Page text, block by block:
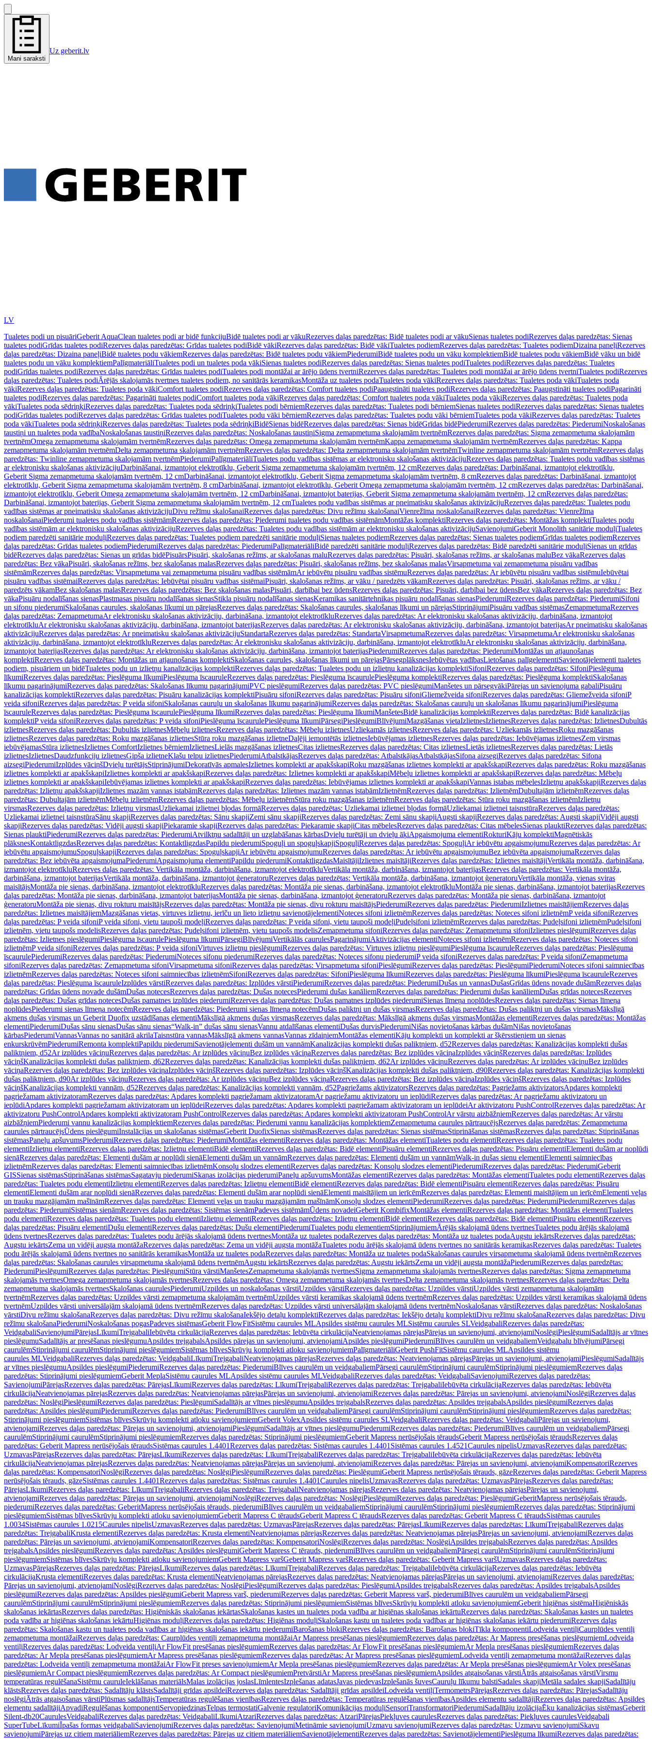
Mani saraksti
Uz geberit.lv
LV
Tualetes podi un pisuāriGeberit AquaClean tualetes podi ar bidē funkcijuBidē tualetes podi ar vākuRezerves daļas paredzētas: Bidē tualetes podi ar vākuSienas tualetes podiRezerves daļas paredzētas: Sienas
tualetes podiGrīdas tualetes podiRezerves daļas paredzētas: Grīdas tualetes podiBidē vākiRezerves daļas paredzētas: Bidē vākiTualetes podiemRezerves daļas paredzētas: Tualetes podiemDizaina paneļiRezerves
daļas paredzētas: Dizaina paneļiBidē tualetes podu vākiemRezerves daļas paredzētas: Bidē tualetes podu vākiemPiederumiBidē tualetes podu un vāku komplektiemBidē tualetes podu vākiemBidē vāku un bidē
tualetes podu un vāku komplektiemPalīgmateriāliTualetes podi un tualetes poda vākiSienas tualetes podiRezerves daļas paredzētas: Sienas tualetes podiTualetes podiRezerves daļas paredzētas: Tualetes
podiGrīdas tualetes podiRezerves daļas paredzētas: Grīdas tualetes podiTualetes podi montāžai ar ārējo ūdens tvertniRezerves daļas paredzētas: Tualetes podi montāžai ar ārējo ūdens tvertniTualetes podiRezerves
daļas paredzētas: Tualetes podiĀrējās skalojamās tvertnes tualetes podiem, no sanitārās keramikasMontāža uz tualetes podaTualetes poda vākiRezerves daļas paredzētas: Tualetes poda vākiTualetes poda
vākiRezerves daļas paredzētas: Tualetes poda vākiComfort tualetes podiRezerves daļas paredzētas: Comfort tualetes podiPaaugstināti tualetes podiRezerves daļas paredzētas: Paaugstināti tualetes podiPagarināti
tualetes podiRezerves daļas paredzētas: Pagarināti tualetes podiComfort tualetes poda vākiRezerves daļas paredzētas: Comfort tualetes poda vākiTualetes poda vākiRezerves daļas paredzētas: Tualetes poda
vākiTualetes poda sēdriņķiRezerves daļas paredzētas: Tualetes poda sēdriņķiTualetes podi bērniemRezerves daļas paredzētas: Tualetes podi bērniemSienas tualetes podiRezerves daļas paredzētas: Sienas tualetes
podiGrīdas tualetes podiRezerves daļas paredzētas: Grīdas tualetes podiTualetes podu vāki bērniemRezerves daļas paredzētas: Tualetes podu vāki bērniemTualetes poda vākiRezerves daļas paredzētas: Tualetes
poda vākiTualetes poda sēdriņķiRezerves daļas paredzētas: Tualetes poda sēdriņķiBidēSienas bidēRezerves daļas paredzētas: Sienas bidēGrīdas bidēPiederumiRezerves daļas paredzētas: PiederumiNoskalošanas
taustiņi un tualetes poda vadībaNoskalošanas taustiņiRezerves daļas paredzētas: Noskalošanas taustiņiSigma zemapmetuma skalojamām tvertnēmRezerves daļas paredzētas: Sigma zemapmetuma skalojamām
tvertnēmOmega zemapmetuma skalojamām tvertnēmRezerves daļas paredzētas: Omega zemapmetuma skalojamām tvertnēmKappa zemapmetuma skalojamām tvertnēmRezerves daļas paredzētas: Kappa
zemapmetuma skalojamām tvertnēmDelta zemapmetuma skalojamām tvertnēmRezerves daļas paredzētas: Delta zemapmetuma skalojamām tvertnēmTwinline zemapmetuma skalojamām tvertnēmRezerves daļas
paredzētas: Twinline zemapmetuma skalojamām tvertnēmPiederumiPalīgmateriāliTualetes podu vadības sistēmas ar elektronisku skalošanas aktivizācijuRezerves daļas paredzētas: Tualetes podu vadības sistēmas
ar elektronisku skalošanas aktivizācijuDarbināšanai, izmantojot elektrotīklu, Geberit Sigma zemapmetuma skalojamām tvertnēm, 12 cmRezerves daļas paredzētas: Darbināšanai, izmantojot elektrotīklu,
Geberit Sigma zemapmetuma skalojamām tvertnēm, 12 cmDarbināšanai, izmantojot elektrotīklu, Geberit Sigma zemapmetuma skalojamām tvertnēm, 8 cmRezerves daļas paredzētas: Darbināšanai, izmantojot
elektrotīklu, Geberit Sigma zemapmetuma skalojamām tvertnēm, 8 cmDarbināšanai, izmantojot elektrotīklu, Geberit Omega zemapmetuma skalojamām tvertnēm, 12 cmRezerves daļas paredzētas: Darbināšanai,
izmantojot elektrotīklu, Geberit Omega zemapmetuma skalojamām tvertnēm, 12 cmDarbināšanai, izmantojot baterijas, Geberit Sigma zemapmetuma skalojamām tvertnēm, 12 cmRezerves daļas paredzētas:
Darbināšanai, izmantojot baterijas, Geberit Sigma zemapmetuma skalojamām tvertnēm, 12 cmTualetes podu vadības sistēmas ar pneimatisku skalošanas aktivizācijuRezerves daļas paredzētas: Tualetes podu
vadības sistēmas ar pneimatisku skalošanas aktivizācijuDivu režīmu skalošanaiRezerves daļas paredzētas: Divu režīmu skalošanaiVienrežīma noskalošanaiRezerves daļas paredzētas: Vienrežīma
noskalošanaiPiederumi tualetes podu vadības sistēmāmRezerves daļas paredzētas: Piederumi tualetes podu vadības sistēmāmMontāžas komplektiRezerves daļas paredzētas: Montāžas komplektiTualetes podu
vadības sistēmām ar elektronisku skalošanas aktivizācijuRezerves daļas paredzētas: Tualetes podu vadības sistēmām ar elektronisku skalošanas aktivizācijuSavienojumiGeberit Monolith sanitārie moduļiTualetes
podiem paredzēti sanitārie moduļiRezerves daļas paredzētas: Tualetes podiem paredzēti sanitārie moduļiSienas tualetes podiemRezerves daļas paredzētas: Sienas tualetes podiemGrīdas tualetes podiemRezerves
daļas paredzētas: Grīdas tualetes podiemPiederumiRezerves daļas paredzētas: PiederumiPalīgmateriāliBidē paredzēti sanitārie moduļiRezerves daļas paredzētas: Bidē paredzēti sanitārie moduļiSienas un grīdas
bidēRezerves daļas paredzētas: Sienas un grīdas bidēPisuārsPisuāri, skalošanas režīms, ar skalošanas maluRezerves daļas paredzētas: Pisuāri, skalošanas režīms, ar skalošanas maluBez vākaRezerves daļas
paredzētas: Bez vākaPisuāri, skalošanas režīms, bez skalošanas malasRezerves daļas paredzētas: Pisuāri, skalošanas režīms, bez skalošanas malasVirsapmetuma vai zemapmetuma pisuāru vadības
sistēmāmRezerves daļas paredzētas: Virsapmetuma vai zemapmetuma pisuāru vadības sistēmāmAr iebūvētu pisuāru vadības sistēmuRezerves daļas paredzētas: Ar iebūvētu pisuāru vadības sistēmuIebūvētai
pisuāru vadības sistēmaiRezerves daļas paredzētas: Iebūvētai pisuāru vadības sistēmaiPisuāri, skalošanas režīms, ar vāku / paredzēts vākamRezerves daļas paredzētas: Pisuāri, skalošanas režīms, ar vāku /
paredzēts vākamBez skalošanas malasRezerves daļas paredzētas: Bez skalošanas malasPisuāri, darbībai bez ūdensRezerves daļas paredzētas: Pisuāri, darbībai bez ūdensBez vākaRezerves daļas paredzētas: Bez
vākaPisuāru nodalīšanas sienasPlastmasas pisuāru nodalīšanas sienasStikla pisuāru nodalīšanas sienasKeramikas sanitārtehnikas pisuāru nodalīšanas sienasPiederumiRezerves daļas paredzētas: PiederumiSifoni
un sifonu piederumiSkalošanas caurules, skalošanas līkumi un pārejasRezerves daļas paredzētas: Skalošanas caurules, skalošanas līkumi un pārejasStiprinājumiPisuāru vadības sistēmasZemapmetumaRezerves
daļas paredzētas: ZemapmetumaAr elektronisku skalošanas aktivizāciju, darbināšana, izmantojot elektrotīkluRezerves daļas paredzētas: Ar elektronisku skalošanas aktivizāciju, darbināšana, izmantojot
elektrotīkluAr elektronisku skalošanas aktivizāciju, darbināšana, izmantojot baterijasRezerves daļas paredzētas: Ar elektronisku skalošanas aktivizāciju, darbināšana, izmantojot baterijasAr pneimatisku skalošanas
aktivizācijuRezerves daļas paredzētas: Ar pneimatisku skalošanas aktivizācijuStandartaRezerves daļas paredzētas: StandartaVirsapmetumaRezerves daļas paredzētas: VirsapmetumaAr elektronisku skalošanas
aktivizāciju, darbināšana, izmantojot elektrotīkluRezerves daļas paredzētas: Ar elektronisku skalošanas aktivizāciju, darbināšana, izmantojot elektrotīkluAr elektronisku skalošanas aktivizāciju, darbināšana,
izmantojot baterijasRezerves daļas paredzētas: Ar elektronisku skalošanas aktivizāciju, darbināšana, izmantojot baterijasPiederumiRezerves daļas paredzētas: PiederumiMontāžas un atjaunošanas
komplektiRezerves daļas paredzētas: Montāžas un atjaunošanas komplektiSkalošanas caurules, skalošanas līkumi un pārejasPārsegplāksnesIebūvētas vadībasLietošanas palīgelementiSavienotājelementi tualetes
podiem, pisuāriem un bidēTualetes podu un izlietņu kanalizācijas komplektiRezerves daļas paredzētas: Tualetes podu un izlietņu kanalizācijas komplektiSifoniRezerves daļas paredzētas: SifoniPieslēguma
līkumiRezerves daļas paredzētas: Pieslēguma līkumiPieslēguma īscauruleRezerves daļas paredzētas: Pieslēguma īscaurulePieslēguma komplektiRezerves daļas paredzētas: Pieslēguma komplektiSkalošanas
līkumu pagarinājumiRezerves daļas paredzētas: Skalošanas līkumu pagarinājumiPVC pieslēgumiRezerves daļas paredzētas: PVC pieslēgumiManšetes un pārsegvākiPārejas un savienojuma gabaliPisuāru
kanalizācijas komplektiRezerves daļas paredzētas: Pisuāru kanalizācijas komplektiPisuāru sifoniRezerves daļas paredzētas: Pisuāru sifoniGliemežveida sifoniRezerves daļas paredzētas: Gliemežveida sifoniP
veida sifoniRezerves daļas paredzētas: P veida sifoniSkalošanas cauruļu un skalošanas līkumu pagarinājumiRezerves daļas paredzētas: Skalošanas cauruļu un skalošanas līkumu pagarinājumiPieslēguma
īscauruleRezerves daļas paredzētas: Pieslēguma īscaurulePieslēguma līkumiRezerves daļas paredzētas: Pieslēguma līkumiManšetesBidē kanalizācijas komplektiRezerves daļas paredzētas: Bidē kanalizācijas
komplektiP veida sifoniRezerves daļas paredzētas: P veida sifoniPieslēguma īscaurulePieslēguma līkumiPārsegiPieslēgumiBlīvējumiMazgāšanas vietaIzlietnesIzlietnesRezerves daļas paredzētas: IzlietnesDubultās
izlietnesRezerves daļas paredzētas: Dubultās izlietnesMēbeļu izlietnesRezerves daļas paredzētas: Mēbeļu izlietnesUzliekamās izlietnesRezerves daļas paredzētas: Uzliekamās izlietnesRoku mazgāšanas
izlietnesRezerves daļas paredzētas: Roku mazgāšanas izlietnesStūra roku mazgāšanas izlietneDaļēji iemontētās izlietnesIebūvējamas izlietnesRezerves daļas paredzētas: Iebūvējamas izlietnesZem virsmas
iebūvējamasStūra izlietnesIzlietnes ComfortIzlietnes bērniemIzlietnesLielās mazgāšanas izlietnesCitas izlietnesRezerves daļas paredzētas: Citas izlietnesLietās izlietnesRezerves daļas paredzētas: Lietās
izlietnesIzlietnesDaudzfunkciju izlietnesĢipša izlietneKlašu telpu izlietnesPiederumiAtbalstkājasRezerves daļas paredzētas: AtbalstkājasAtbalstkājasSifona aizsegiRezerves daļas paredzētas: Sifona
aizsegiPiederumiIzplūdes vāciņšDvieļu turētājsStiprinājumiDekoratīvās apmalesIzlietnes komplekti ar apakšskapiRoku mazgāšanas izlietnes komplekti ar apakšskapiRezerves daļas paredzētas: Roku mazgāšanas
izlietnes komplekti ar apakšskapiIzlietnes komplekti ar apakšskapiRezerves daļas paredzētas: Izlietnes komplekti ar apakšskapiMēbeļu izlietnes komplekti ar apakšskapiRezerves daļas paredzētas: Mēbeļu
izlietnes komplekti ar apakšskapiIebūvējamas izlietnes komplekti ar apakšskapiRezerves daļas paredzētas: Iebūvējamas izlietnes komplekti ar apakšskapiVannas istabas mēbelesIzlietņu apakšskapjiRezerves daļas
paredzētas: Izlietņu apakšskapjiIzlietnes mazām vannas istabāmRezerves daļas paredzētas: Izlietnes mazām vannas istabāmIzlietnēmRezerves daļas paredzētas: IzlietnēmDubultajām izlietnēmRezerves daļas
paredzētas: Dubultajām izlietnēmMēbeļu izlietnēmRezerves daļas paredzētas: Mēbeļu izlietnēmStūra roku mazgāšanas izlietnēmRezerves daļas paredzētas: Stūra roku mazgāšanas izlietnēmIzlietņu
virsmasRezerves daļas paredzētas: Izlietņu virsmasUzliekamai izlietnei bļodas formāRezerves daļas paredzētas: Uzliekamai izlietnei bļodas formāUzliekamai izlietnei taisnstūraRezerves daļas paredzētas:
Uzliekamai izlietnei taisnstūraSānu skapjiRezerves daļas paredzētas: Sānu skapjiZemi sānu skapjiRezerves daļas paredzētas: Zemi sānu skapjiAugsti skapjiRezerves daļas paredzētas: Augsti skapjiVidēji augsti
skapjiRezerves daļas paredzētas: Vidēji augsti skapjiPiekaramie skapjiRezerves daļas paredzētas: Piekaramie skapjiCitas mēbelesRezerves daļas paredzētas: Citas mēbelesSienas plauktiRezerves daļas paredzētas:
Sienas plauktiPiederumiRezerves daļas paredzētas: PiederumiAtvilktņu sadalītāji un uzglabāšanas kārbasDvieļu turētāji un dvieļu āķiApgaismojuma elementiRokturiKāju komplektiMagnētiskās
plāksnesKontaktligzdasRezerves daļas paredzētas: KontaktligzdasPapildu piederumiSpoguļi un spoguļskapjiSpoguļiRezerves daļas paredzētas: SpoguļiAr iebūvētu apgaismojumuRezerves daļas paredzētas: Ar
iebūvētu apgaismojumuSpoguļskapjiRezerves daļas paredzētas: SpoguļskapjiAr iebūvētu apgaismojumuRezerves daļas paredzētas: Ar iebūvētu apgaismojumuBez iebūvēta apgaismojumaRezerves daļas
paredzētas: Bez iebūvēta apgaismojumaPiederumiApgaismojuma elementiPapildu piederumiKontaktligzdasMaisītājiIzlietnes maisītājiRezerves daļas paredzētas: Izlietnes maisītājiVertikāla montāža, darbināšana,
izmantojot elektrotīkluRezerves daļas paredzētas: Vertikāla montāža, darbināšana, izmantojot elektrotīkluVertikāla montāža, darbināšana, izmantojot baterijasRezerves daļas paredzētas: Vertikāla montāža,
darbināšana, izmantojot baterijasVertikāla montāža, darbināšana, izmantojot ģeneratoruRezerves daļas paredzētas: Vertikāla montāža, darbināšana, izmantojot ģeneratoruVertikāla montāža, vienas sviras
maisītājsMontāža pie sienas, darbināšana, izmantojot elektrotīkluRezerves daļas paredzētas: Montāža pie sienas, darbināšana, izmantojot elektrotīkluMontāža pie sienas, darbināšana, izmantojot baterijasRezerves
daļas paredzētas: Montāža pie sienas, darbināšana, izmantojot baterijasMontāža pie sienas, darbināšana, izmantojot ģeneratoruRezerves daļas paredzētas: Montāža pie sienas, darbināšana, izmantojot
ģeneratoruMontāža pie sienas, divu rokturu maisītājsRezerves daļas paredzētas: Montāža pie sienas, divu rokturu maisītājsPiederumiRezerves daļas paredzētas: PiederumiIzlietnes maisītājiemRezerves daļas
paredzētas: Izlietnes maisītājiemMazgāšanas vietas, virtuves izlietņu, ierīču un lieto izlietņu savienotājelementiNoteces sifoni izlietnēmRezerves daļas paredzētas: Noteces sifoni izlietnēmP veida sifoniRezerves
daļas paredzētas: P veida sifoniP veida sifoni, vietu taupoši modeļiRezerves daļas paredzētas: P veida sifoni, vietu taupoši modeļiPudeļsifoni izlietnēmRezerves daļas paredzētas: Pudeļsifoni izlietnēmPudeļsifoni
izlietnēm, vietu taupošs modelisRezerves daļas paredzētas: Pudeļsifoni izlietnēm, vietu taupošs modelisZemapmetuma sifoniRezerves daļas paredzētas: Zemapmetuma sifoniIzlietnes pieslēgumiRezerves daļas
paredzētas: Izlietnes pieslēgumiPieslēguma īscaurulePieslēguma līkumiPārsegiBlīvējumiVertikālās caurulesPagarinājumiAktivizācijas elementiNoteces sifoni izlietnēmRezerves daļas paredzētas: Noteces sifoni
izlietnēmP veida sifoniRezerves daļas paredzētas: P veida sifoniVirtuves izlietņu pieslēgumiRezerves daļas paredzētas: Virtuves izlietņu pieslēgumiPieslēguma īscauruleRezerves daļas paredzētas: Pieslēguma
īscaurulePiederumiRezerves daļas paredzētas: PiederumiNoteces sifonu piederumiRezerves daļas paredzētas: Noteces sifonu piederumiP veida sifoniRezerves daļas paredzētas: P veida sifoniZemapmetuma
sifoniRezerves daļas paredzētas: Zemapmetuma sifoniVirsapmetuma sifoniRezerves daļas paredzētas: Virsapmetuma sifoniPieslēgumiRezerves daļas paredzētas: PieslēgumiPiederumiNoteces sifoni saimniecības
izlietnēmRezerves daļas paredzētas: Noteces sifoni saimniecības izlietnēmSifoniRezerves daļas paredzētas: SifoniPieslēguma līkumiRezerves daļas paredzētas: Pieslēguma līkumiPieslēguma īscauruleRezerves
daļas paredzētas: Pieslēguma īscauruleIzplūdes vārstiRezerves daļas paredzētas: Izplūdes vārstiPiederumiRezerves daļas paredzētas: PiederumiDušas un vannasDušasGrīdas ūdens novade dušāmRezerves daļas
paredzētas: Grīdas ūdens novade dušāmDušas notecesRezerves daļas paredzētas: Dušas notecesPiederumi dušas kanāliemRezerves daļas paredzētas: Piederumi dušas kanāliemDušas grīdas notecesRezerves
daļas paredzētas: Dušas grīdas notecesDušas pamatnes izplūdes piederumiRezerves daļas paredzētas: Dušas pamatnes izplūdes piederumiSienas līmeņa noplūdesRezerves daļas paredzētas: Sienas līmeņa
noplūdesPiederumi sienas līmeņa notecēmRezerves daļas paredzētas: Piederumi sienas līmeņa notecēmDušas paliktņi un dušas virsmasRezerves daļas paredzētas: Dušas paliktņi un dušas virsmasMākslīgā
akmens dušas virsmas un Geberit Duofix uzstādīšanas elementiMākslīgā akmens dušas virsmasRezerves daļas paredzētas: Mākslīgā akmens dušas virsmasMontāžas elementiRezerves daļas paredzētas: Montāžas
elementiPiederumiDušas sānu sienasDušas sānu sienas“Walk-in” dušas sānu sienasVannu atdalīšanas elementiDušas durvisPiederumiNišas novietošanas kārbas dušāmNišas novietošanas
kārbasPiederumiVannasVannas no sanitārā akrilaTaisnstūra vannasMākslīgā akmens vannasVannas zīdaiņiemMontāžas elementiKāju komplekti un komplekti ar šķērsstieņiem un sienas
enkurskrūvēmPiederumiRemonta komplektiPapildu piederumiSavienotājelementi dušām un vannāmKanalizācijas komplekti dušas paliktņiem, d52Rezerves daļas paredzētas: Kanalizācijas komplekti dušas
paliktņiem, d52Ar izplūdes vāciņuRezerves daļas paredzētas: Ar izplūdes vāciņuBez izplūdes vāciņaRezerves daļas paredzētas: Bez izplūdes vāciņaIzplūdes vāciņšRezerves daļas paredzētas: Izplūdes
vāciņšKanalizācijas komplekti dušas paliktņiem, d62Rezerves daļas paredzētas: Kanalizācijas komplekti dušas paliktņiem, d62Ar izplūdes vāciņuRezerves daļas paredzētas: Ar izplūdes vāciņuBez izplūdes
vāciņaRezerves daļas paredzētas: Bez izplūdes vāciņaIzplūdes vāciņšRezerves daļas paredzētas: Izplūdes vāciņšKanalizācijas komplekti dušas paliktņiem, d90Rezerves daļas paredzētas: Kanalizācijas komplekti
dušas paliktņiem, d90Ar izplūdes vāciņuRezerves daļas paredzētas: Ar izplūdes vāciņuBez izplūdes vāciņaRezerves daļas paredzētas: Bez izplūdes vāciņaIzplūdes vāciņšRezerves daļas paredzētas: Izplūdes
vāciņšKanalizācijas komplekti vannām, d52Rezerves daļas paredzētas: Kanalizācijas komplekti vannām, d52Pagriežams aktivizatorsRezerves daļas paredzētas: Pagriežams aktivizatorsApdares komplekti
pagriežamam aktivizatoramRezerves daļas paredzētas: Apdares komplekti pagriežamam aktivizatoramAr pagriežamu aktivizatoru un ieplūdiRezerves daļas paredzētas: Ar pagriežamu aktivizatoru un
ieplūdiApdares komplekti pagriežamam aktivizatoram un ieplūdeiRezerves daļas paredzētas: Apdares komplekti pagriežamam aktivizatoram un ieplūdeiAr aktivizatoru PushControlRezerves daļas paredzētas: Ar
aktivizatoru PushControlApdares komplekti aktivizatoram PushControlRezerves daļas paredzētas: Apdares komplekti aktivizatoram PushControlAr vārstu aizbāžņiemRezerves daļas paredzētas: Ar vārstu
aizbāžņiemPiederumi vannu kanalizācijas komplektiemRezerves daļas paredzētas: Piederumi vannu kanalizācijas komplektiemZemapmetuma caurules pārtraucējsRezerves daļas paredzētas: Zemapmetuma
caurules pārtraucējsŪdens pieslēgumiInstalācijas un skalošanas sistēmasGeberit DuofixSienas sistēmasRezerves daļas paredzētas: Sienas sistēmasStiprināšanas sistēmasRezerves daļas paredzētas: Stiprināšanas
sistēmasPaneļu apšuvumsPiederumiRezerves daļas paredzētas: PiederumiMontāžas elementiRezerves daļas paredzētas: Montāžas elementiTualetes podu elementiRezerves daļas paredzētas: Tualetes podu
elementiIzlietņu elementiRezerves daļas paredzētas: Izlietņu elementiBidē elementiRezerves daļas paredzētas: Bidē elementiPisuāru elementiRezerves daļas paredzētas: Pisuāru elementiElementi dušām ar noplūdi
sienāRezerves daļas paredzētas: Elementi dušām ar noplūdi sienāElementi dušām un vannāmRezerves daļas paredzētas: Elementi dušām un vannāmWalk-in dušas sienu elementiElementi saimniecības
izlietnēmRezerves daļas paredzētas: Elementi saimniecības izlietnēmKonsoļu slodzes elementiRezerves daļas paredzētas: Konsoļu slodzes elementiPiederumiRezerves daļas paredzētas: PiederumiGeberit
GISSienas sistēmasStiprināšanas sistēmasSagatavju piederumiSkaņas izolācijas piederumiPaneļu apšuvumsMontāžas elementiRezerves daļas paredzētas: Montāžas elementiTualetes podu elementiRezerves daļas
paredzētas: Tualetes podu elementiIzlietņu elementiRezerves daļas paredzētas: Izlietņu elementiBidē elementiRezerves daļas paredzētas: Bidē elementiPisuāru elementiRezerves daļas paredzētas: Pisuāru
elementiElementi dušām arar noplūdi sienāRezerves daļas paredzētas: Elementi dušām arar noplūdi sienāElementi maisītājiem un ierīcēmRezerves daļas paredzētas: Elementi maisītājiem un ierīcēmElementi veļas
un trauku mazgājamām mašīnāmRezerves daļas paredzētas: Elementi veļas un trauku mazgājamām mašīnāmKonsoļu slodzes elementiPiederumiRezerves daļas paredzētas: PiederumiPiederumiRezerves daļas
paredzētas: PiederumiSistēmas sienāmRezerves daļas paredzētas: Sistēmas sienāmPadeves sistēmāmŪdens novadeiGeberit KombifixMontāžas elementiRezerves daļas paredzētas: Montāžas elementiTualetes
podu elementiRezerves daļas paredzētas: Tualetes podu elementiIzlietņu elementiRezerves daļas paredzētas: Izlietņu elementiBidē elementiRezerves daļas paredzētas: Bidē elementiPisuāru elementiRezerves
daļas paredzētas: Pisuāru elementiDušu elementiRezerves daļas paredzētas: Dušu elementiPiederumiTualetes podu elementiemStiprinājumiemĀrējās skalojamā ūdens tvertnesTualetes podu ārējās skalojamā
ūdens tvertnesRezerves daļas paredzētas: Tualetes podu ārējās skalojamā ūdens tvertnesMontāža uz tualetes podaRezerves daļas paredzētas: Montāža uz tualetes podaAugstu iekārtsRezerves daļas paredzētas:
Augstu iekārtsZema un vidēji augsta montāžaRezerves daļas paredzētas: Zema un vidēji augsta montāžaTualetes podu ārējās skalojamā ūdens tvertnes no sanitārās keramikasRezerves daļas paredzētas: Tualetes
podu ārējās skalojamā ūdens tvertnes no sanitārās keramikasMontāža uz tualetes podaRezerves daļas paredzētas: Montāža uz tualetes podaSkalošanas caurules virsapmetuma skalojamā ūdens tvertnēmRezerves
daļas paredzētas: Skalošanas caurules virsapmetuma skalojamā ūdens tvertnēmAugstu iekārtsRezerves daļas paredzētas: Augstu iekārtsZema un vidēji augsta montāžaPiederumiRezerves daļas paredzētas:
PiederumiPieslēgumiRezerves daļas paredzētas: PieslēgumiStūra vārstiManšetesZemapmetuma skalojamās tvertnesSigma zemapmetuma skalojamās tvertnesRezerves daļas paredzētas: Sigma zemapmetuma
skalojamās tvertnesOmega zemapmetuma skalojamās tvertnesRezerves daļas paredzētas: Omega zemapmetuma skalojamās tvertnesDelta zemapmetuma skalojamās tvertnesRezerves daļas paredzētas: Delta
zemapmetuma skalojamās tvertnesSkalošanas caurulesPiederumiUzpildes un noskalošanas vārstiUzpildes vārstiRezerves daļas paredzētas: Uzpildes vārstiUzpildes vārsti zemapmetuma skalojamām
tvertnēmRezerves daļas paredzētas: Uzpildes vārsti zemapmetuma skalojamām tvertnēmUzpildes vārsti keramikas skalojamā ūdens tvertnēmRezerves daļas paredzētas: Uzpildes vārsti keramikas skalojamā ūdens
tvertnēmUzpildes vārsti universālajām skalojamā ūdens tvertnēmRezerves daļas paredzētas: Uzpildes vārsti universālajām skalojamā ūdens tvertnēmNoskalošanas vārstiRezerves daļas paredzētas: Noskalošanas
vārstiDivu režīmu skalošanaRezerves daļas paredzētas: Divu režīmu skalošanaIekšējo detaļu komplektiRezerves daļas paredzētas: Iekšējo detaļu komplektiDivu režīmu skalošanaRezerves daļas paredzētas: Divu
režīmu skalošanaPiederumiNoskalošanas pogasPadeves sistēmasGeberit FlowFitSistēmu caurules MLApsildes sistēmu caurules MLSistēmu caurules SLVeidgabaliRezerves daļas paredzētas:
VeidgabaliSavienojumiPārejasLīkumiTrejgabaliIebūvēta cirkulācijaRezerves daļas paredzētas: Iebūvēta cirkulācijaNeatvienojamas pārejasPārejas un savienojumi, atvienojamiNoslēgiPieslēgumiSadalītājs ar vītnes
pieslēgumuSadalītājs ar presēšanas pieslēgumuApsildes trejgabalsApsildes pārejas un savienojumi, atvienojamiApsildes pieslēgumiPiederumiBlīves caurulēm un veidgabaliemVeidgabalu blīvējumiPārsegi
caurulēmStiprinājumi caurulēmStiprinājumi pieslēgumiemSistēmas blīvesSkrūvju komplekti atloku savienojumiemPalīgmateriāliGeberit PushFitSistēmu caurules MLApsildes sistēmu
caurules MLVeidgabaliRezerves daļas paredzētas: VeidgabaliLīkumiTrejgabaliNeatvienojamas pārejasRezerves daļas paredzētas: Neatvienojamas pārejasPārejas un savienojumi, atvienojamiPieslēgumiSadalītājs
ar vītnes pieslēgumuApsildes pieslēgumiPiederumiRezerves daļas paredzētas: PiederumiBlīves caurulēm un veidgabaliemPārsegi caurulēmStiprinājumi caurulēmStiprinājumi pieslēgumiemRezerves daļas
paredzētas: Stiprinājumi pieslēgumiemGeberit MeplaSistēmu caurules MLApsildes sistēmu caurules MLVeidgabaliRezerves daļas paredzētas: VeidgabaliSavienojumiRezerves daļas paredzētas:
SavienojumiPārejasRezerves daļas paredzētas: PārejasLīkumiRezerves daļas paredzētas: LīkumiTrejgabaliRezerves daļas paredzētas: TrejgabaliIebūvēta cirkulācijaRezerves daļas paredzētas: Iebūvēta
cirkulācijaNeatvienojamas pārejasRezerves daļas paredzētas: Neatvienojamas pārejasPārejas un savienojumi, atvienojamiRezerves daļas paredzētas: Pārejas un savienojumi, atvienojamiNoslēgiRezerves daļas
paredzētas: NoslēgiPieslēgumiRezerves daļas paredzētas: PieslēgumiSadalītājs ar vītnes pieslēgumuApsildes trejgabalsRezerves daļas paredzētas: Apsildes trejgabalsApsildes pieslēgumiRezerves daļas
paredzētas: Apsildes pieslēgumiPiederumiRezerves daļas paredzētas: PiederumiBlīves caurulēm un veidgabaliemPārsegi caurulēmStiprinājumi caurulēmStiprinājumi pieslēgumiemRezerves daļas paredzētas:
Stiprinājumi pieslēgumiemSistēmas blīvesSkrūvju komplekti atloku savienojumiemGeberit VolexApsildes sistēmu caurules SLVeidgabaliRezerves daļas paredzētas: VeidgabaliPārejas un savienojumi,
atvienojamiRezerves daļas paredzētas: Pārejas un savienojumi, atvienojamiPieslēgumiSadalītājs ar vītnes pieslēgumuPiederumiRezerves daļas paredzētas: PiederumiBlīves caurulēm un veidgabaliemPārsegi
caurulēmStiprinājumi caurulēmStiprinājumi pieslēgumiemRezerves daļas paredzētas: Stiprinājumi pieslēgumiemGeberit Mapress nerūsējošais tēraudsGeberit Mapress nerūsējošais tēraudsRezerves daļas
paredzētas: Geberit Mapress nerūsējošais tēraudsSistēmas caurules 1.4401Rezerves daļas paredzētas: Sistēmas caurules 1.4401 Sistēmas caurules 1.4521Caurules nipelisUzmavasRezerves daļas paredzētas:
UzmavasPārejasRezerves daļas paredzētas: PārejasLīkumiRezerves daļas paredzētas: LīkumiTrejgabaliRezerves daļas paredzētas: TrejgabaliIebūvēta cirkulācijaRezerves daļas paredzētas: Iebūvēta
cirkulācijaNeatvienojamas pārejasRezerves daļas paredzētas: Neatvienojamas pārejasPārejas un savienojumi, atvienojamiRezerves daļas paredzētas: Pārejas un savienojumi, atvienojamiKompensatoriRezerves
daļas paredzētas: KompensatoriNoslēgiRezerves daļas paredzētas: NoslēgiPieslēgumiRezerves daļas paredzētas: PieslēgumiGeberit Mapress nerūsējošais tērauds, gāzeRezerves daļas paredzētas: Geberit Mapress
nerūsējošais tērauds, gāzeSistēmas caurules 1.4401Rezerves daļas paredzētas: Sistēmas caurules 1.4401Caurules nipelisUzmavasRezerves daļas paredzētas: UzmavasPārejasRezerves daļas paredzētas:
PārejasLīkumiRezerves daļas paredzētas: LīkumiTrejgabaliRezerves daļas paredzētas: TrejgabaliNeatvienojamas pārejasRezerves daļas paredzētas: Neatvienojamas pārejasPārejas un savienojumi,
atvienojamiRezerves daļas paredzētas: Pārejas un savienojumi, atvienojamiNoslēgiRezerves daļas paredzētas: NoslēgiPieslēgumiRezerves daļas paredzētas: PieslēgumiGeberitMapress nerūsējošais tērauds,
piederumiRezerves daļas paredzētas: GeberitMapress nerūsējošais tērauds, piederumiBlīves caurulēm un veidgabaliemStiprinājumi caurulēmStiprinājumi pieslēgumiemRezerves daļas paredzētas: Stiprinājumi
pieslēgumiemSistēmas blīvesSkrūvju komplekti atloku savienojumiemGeberit Mapress C tēraudsGeberit Mapress C tēraudsRezerves daļas paredzētas: Geberit Mapress C tēraudsSistēmas caurules
1.0034Sistēmas caurules 1.0215Caurules nipelisUzmavasRezerves daļas paredzētas: UzmavasPārejasRezerves daļas paredzētas: PārejasLīkumiRezerves daļas paredzētas: LīkumiTrejgabaliRezerves daļas
paredzētas: TrejgabaliKrusta elementiRezerves daļas paredzētas: Krusta elementiNeatvienojamas pārejasRezerves daļas paredzētas: Neatvienojamas pārejasPārejas un savienojumi, atvienojamiRezerves daļas
paredzētas: Pārejas un savienojumi, atvienojamiKompensatoriRezerves daļas paredzētas: KompensatoriNoslēgiRezerves daļas paredzētas: NoslēgiApsildes trejgabalsRezerves daļas paredzētas: Apsildes
trejgabalsApsildes pieslēgumiRezerves daļas paredzētas: Apsildes pieslēgumiGeberit Mapress C tērauds, piederumiBlīves caurulēm un veidgabaliemPārsegi caurulēmStiprinājumi caurulēmStiprinājumi
pieslēgumiemSistēmas blīvesSkrūvju komplekti atloku savienojumiemGeberit Mapress varšGeberit Mapress varšRezerves daļas paredzētas: Geberit Mapress varšUzmavasRezerves daļas paredzētas:
UzmavasPārejasRezerves daļas paredzētas: PārejasLīkumiRezerves daļas paredzētas: LīkumiTrejgabaliRezerves daļas paredzētas: TrejgabaliIebūvēta cirkulācijaRezerves daļas paredzētas: Iebūvēta
cirkulācijaKrusta elementiRezerves daļas paredzētas: Krusta elementiNeatvienojamas pārejasRezerves daļas paredzētas: Neatvienojamas pārejasPārejas un savienojumi, atvienojamiRezerves daļas paredzētas:
Pārejas un savienojumi, atvienojamiNoslēgiRezerves daļas paredzētas: NoslēgiPieslēgumiRezerves daļas paredzētas: PieslēgumiApsildes trejgabalsRezerves daļas paredzētas: Apsildes trejgabalsApsildes
pieslēgumiRezerves daļas paredzētas: Apsildes pieslēgumiGeberit Mapress varš, piederumiRezerves daļas paredzētas: Geberit Mapress varš, piederumiBlīves caurulēm un veidgabaliemPārsegi
caurulēmStiprinājumi caurulēmStiprinājumi pieslēgumiemRezerves daļas paredzētas: Stiprinājumi pieslēgumiemSistēmas blīvesSkrūvju komplekti atloku savienojumiemGeberit higiēnas sistēmaHigiēniskās
skalošanas iekārtasRezerves daļas paredzētas: Higiēniskās skalošanas iekārtasSkalošanas kastes un tualetes poda vadība ar higiēnas skalošanas iekārtuRezerves daļas paredzētas: Skalošanas kastes un tualetes
poda vadība ar higiēnas skalošanas iekārtuHigiēnas moduļiRezerves daļas paredzētas: Higiēnas moduļiSkalošanas kastu un tualetes poda vadības ar higiēnas skalošanas iekārtu piederumiRezerves daļas
paredzētas: Skalošanas kastu un tualetes poda vadības ar higiēnas skalošanas iekārtu piederumiBarošanas blokiRezerves daļas paredzētas: Barošanas blokiTīkla komponentiLodveida ventiļiCaurplūdes ventiļi
zemapmetuma montāžaiRezerves daļas paredzētas: Caurplūdes ventiļi zemapmetuma montāžaiAr Mapress presēšanas pieslēgumiemRezerves daļas paredzētas: Ar Mapress presēšanas pieslēgumiemLodveida
ventiļiRezerves daļas paredzētas: Lodveida ventiļiAr FlowFit presēšanas pieslēgumiemRezerves daļas paredzētas: Ar FlowFit presēšanas pieslēgumiemAr Mepla presēšanas pieslēgumiemRezerves daļas
paredzētas: Ar Mepla presēšanas pieslēgumiemAr Mapress presēšanas pieslēgumiemRezerves daļas paredzētas: Ar Mapress presēšanas pieslēgumiemLodveida ventiļi zemapmetuma montāžaiRezerves daļas
paredzētas: Lodveida ventiļi zemapmetuma montāžaiAr FlowFit preses savienojumiemAr Mepla presēšanas pieslēgumiemRezerves daļas paredzētas: Ar Mepla presēšanas pieslēgumiemAr Volex presēšanas
pieslēgumiemAr Compact pieslēgumiemRezerves daļas paredzētas: Ar Compact pieslēgumiemPretvārstiAr Mapress presēšanas pieslēgumiemApsildes atgaisošanas vārstiĀtrās atgaisošanas vārstiVirsmu
temperatūras regulēšanaSistēmu cauruleIeklāšanas materiālsMalas izolācijas joslasLīmlentesIzplešanas adatasJavas piedevasIzplešanās šuvesCauruļu līkumu balstiSadales skapjiMetāla sadales skapjiSadalītāju
klāstsRezerves daļas paredzētas: Sadalītāju klāstsSadalītāji grīdas apsildeiRezerves daļas paredzētas: Sadalītāji grīdas apsildeiLodveida ventiļiTermometrsPārejasRezerves daļas paredzētas: PārejasSadalītāju
noslēgiĀtrās atgaisošanas vārstiPlūsmas sadalītājsTemperatūras regulēšanas vienībasRezerves daļas paredzētas: Temperatūras regulēšanas vienībasApsildes elementu sadalītājiRezerves daļas paredzētas: Apsildes
elementu sadalītājiApvadiRegulēšanas komponentiServopiedziņasTelpas termostatiGalvenie regulatoriKomunikācijas moduļiSensoriTransformatoriPiederumiSadalītāju izolācijaĒku kanalizācijas sistēmasGeberit
Silent-db20CaurulesVeidgabaliRezerves daļas paredzētas: VeidgabaliLīkumiAtzariRezerves daļas paredzētas: AtzariPārejasPiekļuves caurulesRezerves daļas paredzētas: Piekļuves caurulesVeidgabali
SuperTubeLīkumiĪpašas formas veidgabaliSavienojumiRezerves daļas paredzētas: SavienojumiMetināmie savienojumiUzmavu savienojumiRezerves daļas paredzētas: Uzmavu savienojumiSkavu
savienojumiPārejas uz citiem materiāliemRezerves daļas paredzētas: Pārejas uz citiem materiāliemSavienotājelementiRezerves daļas paredzētas: SavienotājelementiPieslēguma līkumiRezerves daļas paredzētas: